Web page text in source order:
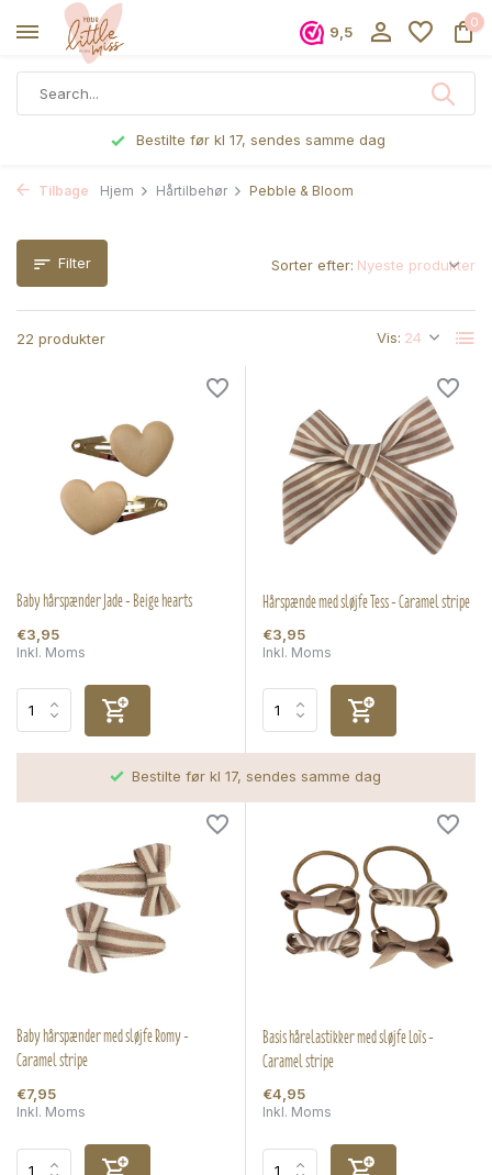
9,5
0
Bestilte før kl 17, sendes samme dag
Tilbage Hjem Hårtilbehør Pebble & Bloom
Filter
22 produkter Vis:
Sorter efter:
Baby hårspænder Jade - Beige hearts
€3,95
Inkl. Moms
Hårspænde med sløjfe Tess - Caramel stripe
€3,95
Inkl. Moms
Bestilte før kl 17, sendes samme dag
Baby hårspænder med sløjfe Romy -
Caramel stripe
€7,95
Inkl. Moms
Basis hårelastikker med sløjfe Loïs -
Caramel stripe
€4,95
Inkl. Moms